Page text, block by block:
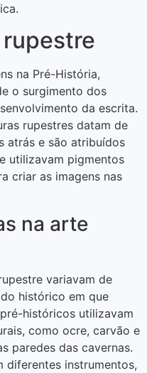
na Pré-História,
o surgimento dos
da escrita.
rupestres datam de
atrás e são atribuídos
utilizavam pigmentos
criar as imagens nas
na arte
variavam de
histórico em que
históricos utilizavam
como ocre, carvão e
paredes das cavernas.
diferentes instrumentos,